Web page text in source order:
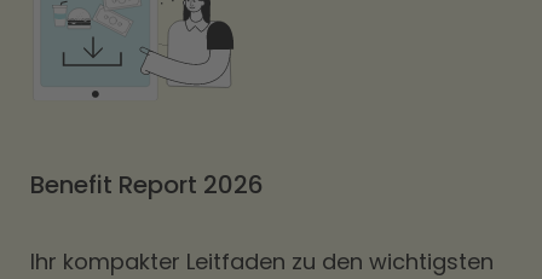
Benefit Report 2026
Ihr kompakter Leitfaden zu den wichtigsten